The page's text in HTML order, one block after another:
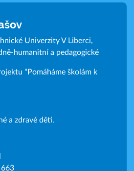
Univerzity V Liberci,
humanitní a pedagogické
"Pomáháme školám k
a zdravé děti.